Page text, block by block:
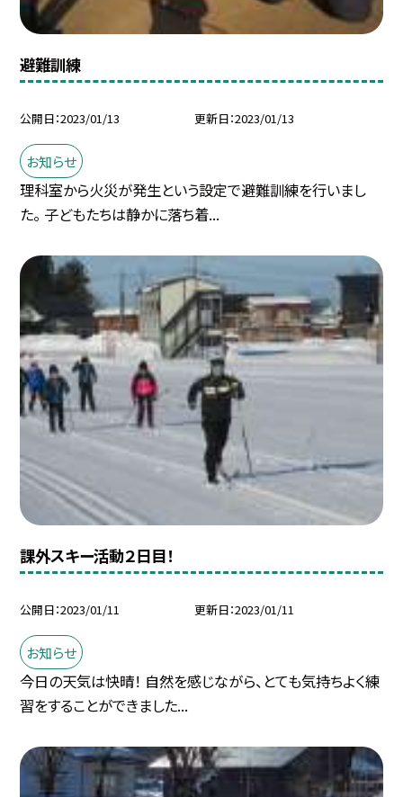
避難訓練
公開日 2023/01/13 更新日 2023/01/13
お知らせ
理科室から火災が発生という設定で避難訓練を行いまし
た。 子どもたちは静かに落ち着...
課外スキー活動２日目！
公開日 2023/01/11 更新日 2023/01/11
お知らせ
今日の天気は快晴！ 自然を感じながら、とても気持ちよく練
習をすることができました...